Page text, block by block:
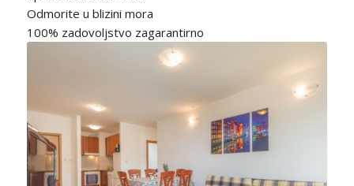
Odmorite u blizini mora
100% zadovoljstvo zagarantirno